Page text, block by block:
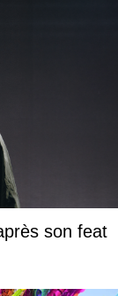
son feat